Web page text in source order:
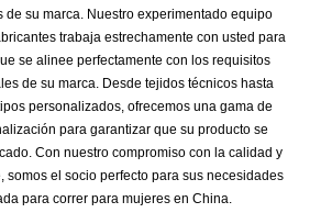
de su marca. Nuestro experimentado equipo
trabaja estrechamente con usted para
se alinee perfectamente con los requisitos
de su marca. Desde tejidos técnicos hasta
personalizados, ofrecemos una gama de
para garantizar que su producto se
Con nuestro compromiso con la calidad y
somos el socio perfecto para sus necesidades
para correr para mujeres en China.